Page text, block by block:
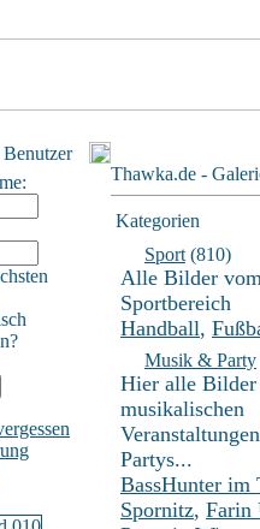
Thawka.de -
Kategorien
Sport (810)
Alle Bilder
Sportbereich
Handball,
Musik & Party
Hier alle
musikalischen
Partys...
BassHunter im
Spornitz, Farin